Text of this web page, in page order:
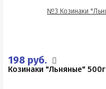
198 руб.
Козинаки "Льняные" 500г